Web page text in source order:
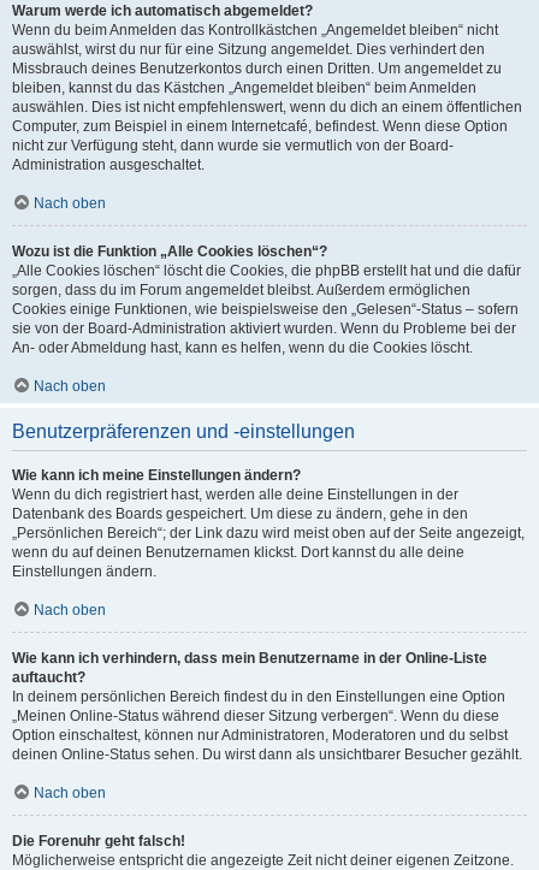
Warum werde ich automatisch abgemeldet?
Wenn du beim Anmelden das Kontrollkästchen „Angemeldet bleiben“ nicht
auswählst, wirst du nur für eine Sitzung angemeldet. Dies verhindert den
Missbrauch deines Benutzerkontos durch einen Dritten. Um angemeldet zu
bleiben, kannst du das Kästchen „Angemeldet bleiben“ beim Anmelden
auswählen. Dies ist nicht empfehlenswert, wenn du dich an einem öffentlichen
Computer, zum Beispiel in einem Internetcafé, befindest. Wenn diese Option
nicht zur Verfügung steht, dann wurde sie vermutlich von der Board-
Administration ausgeschaltet.
Nach oben
Wozu ist die Funktion „Alle Cookies löschen“?
„Alle Cookies löschen“ löscht die Cookies, die phpBB erstellt hat und die dafür
sorgen, dass du im Forum angemeldet bleibst. Außerdem ermöglichen
Cookies einige Funktionen, wie beispielsweise den „Gelesen“-Status – sofern
sie von der Board-Administration aktiviert wurden. Wenn du Probleme bei der
An- oder Abmeldung hast, kann es helfen, wenn du die Cookies löscht.
Nach oben
Benutzerpräferenzen und -einstellungen
Wie kann ich meine Einstellungen ändern?
Wenn du dich registriert hast, werden alle deine Einstellungen in der
Datenbank des Boards gespeichert. Um diese zu ändern, gehe in den
„Persönlichen Bereich“; der Link dazu wird meist oben auf der Seite angezeigt,
wenn du auf deinen Benutzernamen klickst. Dort kannst du alle deine
Einstellungen ändern.
Nach oben
Wie kann ich verhindern, dass mein Benutzername in der Online-Liste
auftaucht?
In deinem persönlichen Bereich findest du in den Einstellungen eine Option
„Meinen Online-Status während dieser Sitzung verbergen“. Wenn du diese
Option einschaltest, können nur Administratoren, Moderatoren und du selbst
deinen Online-Status sehen. Du wirst dann als unsichtbarer Besucher gezählt.
Nach oben
Die Forenuhr geht falsch!
Möglicherweise entspricht die angezeigte Zeit nicht deiner eigenen Zeitzone.